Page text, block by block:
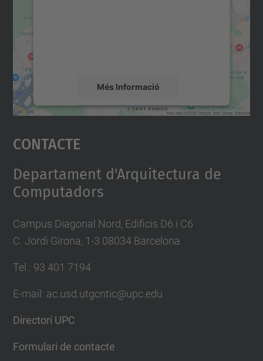
Més Informació
Accepta
powered by
Contacte
Departament d'Arquitectura de
Computadors
Campus Diagonal Nord, Edificis D6 i C6
C. Jordi Girona, 1-3 08034 Barcelona
Tel.: 93 401 7194
E-mail: ac.usd.utgcntic@upc.edu
Directori UPC
Formulari de contacte